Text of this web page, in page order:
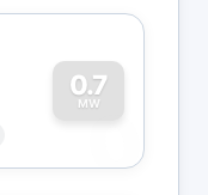
0.7
MW
0